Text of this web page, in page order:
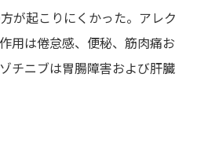
が起こりにくかった。アレク
用は倦怠感、便秘、筋肉痛お
チニブは胃腸障害および肝臓